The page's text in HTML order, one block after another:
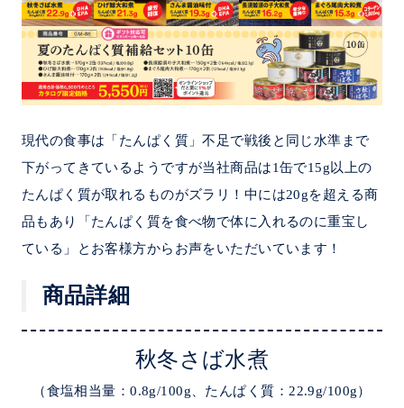
現代の食事は「たんぱく質」不足で戦後と同じ水準まで
下がってきているようですが当社商品は1缶で15g以上の
たんぱく質が取れるものがズラリ！中には20gを超える商
品もあり「たんぱく質を食べ物で体に入れるのに重宝し
ている」とお客様方からお声をいただいています！
商品詳細
秋冬さば水煮
（食塩相当量：0.8g/100g、たんぱく質：22.9g/100g）